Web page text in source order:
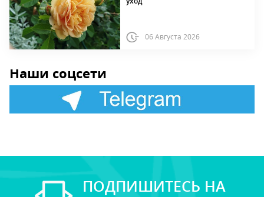
06 Августа 2026
Наши соцсети
ПОДПИШИТЕСЬ НА